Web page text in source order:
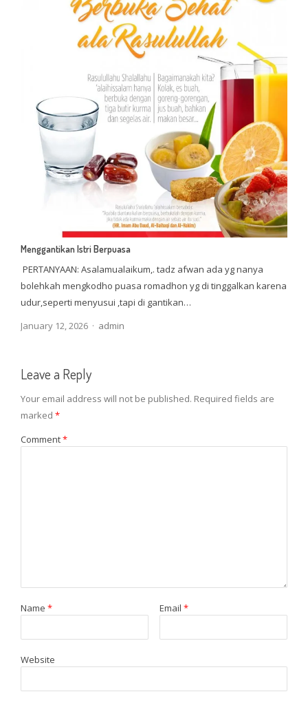
Menggantikan Istri Berpuasa
PERTANYAAN: Asalamualaikum,. tadz afwan ada yg nanya
bolehkah mengkodho puasa romadhon yg di tinggalkan karena
udur,seperti menyusui ,tapi di gantikan…
January 12, 2026
Author
admin
Leave a Reply
Your email address will not be published. Required fields are
marked *
Comment*
Name * Email *
Website